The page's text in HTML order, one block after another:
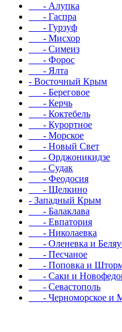
- Алупка
- Гаспра
- Гурзуф
- Мисхор
- Симеиз
- Форос
- Ялта
- Восточный Крым
- Береговое
- Керчь
- Коктебель
- Курортное
- Морское
- Новый Свет
- Орджоникидзе
- Судак
- Феодосия
- Щелкино
- Западный Крым
- Балаклава
- Евпатория
- Николаевка
- Оленевка и
- Песчаное
- Поповка и
- Саки и
- Севастополь
- Черноморское и